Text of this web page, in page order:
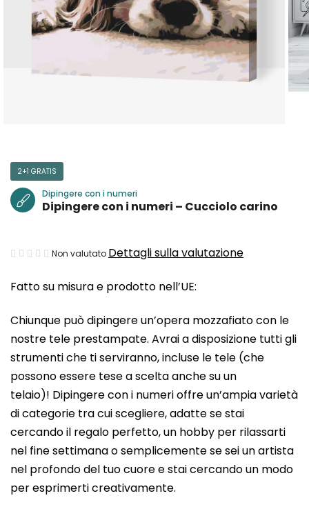
Fatto su misura e prodotto nell’UE:
Chiunque può dipingere un’opera mozzafiato con le
nostre tele prestampate. Avrai a disposizione tutti gli
strumenti che ti serviranno, incluse le tele (che
possono essere tese a scelta anche su un
telaio)! Dipingere con i numeri offre un’ampia varietà
di categorie tra cui scegliere, adatte se stai
cercando il regalo perfetto, un hobby per rilassarti
nel fine settimana o semplicemente se sei un artista
nel profondo del tuo cuore e stai cercando un modo
per esprimerti creativamente.
2+1 GRATIS
Dipingere con i numeri
Dipingere con i numeri – Cucciolo carino
La
media
prodotto
è
0,0
su
5
stelle.
Non valutato Dettagli sulla valutazione